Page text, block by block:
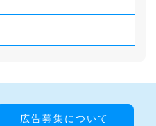
広告募集について